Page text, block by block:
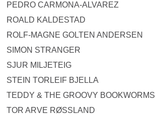
PEDRO CARMONA-ALVAREZ
ROALD KALDESTAD
ROLF-MAGNE GOLTEN ANDERSEN
SIMON STRANGER
SJUR MILJETEIG
STEIN TORLEIF BJELLA
TEDDY & THE GROOVY BOOKWORMS
TOR ARVE RØSSLAND